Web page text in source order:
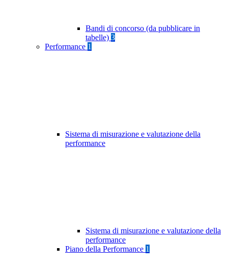
Bandi di concorso (da pubblicare in
tabelle) 3
Performance 1
Sistema di misurazione e valutazione della
performance
Sistema di misurazione e valutazione della
performance
Piano della Performance 1